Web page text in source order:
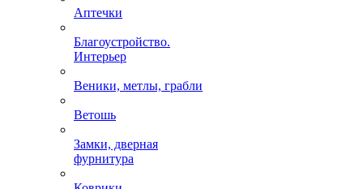
Аптечки
Благоустройство.
Интерьер
Веники, метлы, грабли
Ветошь
Замки, дверная
фурнитура